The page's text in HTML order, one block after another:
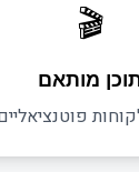
🎬
מותאם